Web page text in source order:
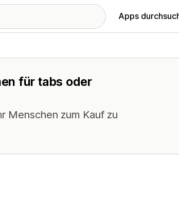
Apps
für tabs oder
Menschen zum Kauf zu